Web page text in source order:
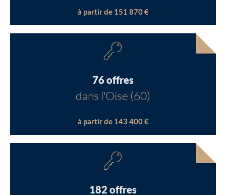
à partir de 151 870 €
76 offres
dans l'Oise (60)
à partir de 143 400 €
182 offres